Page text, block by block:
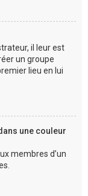
il leur est
un groupe
lieu en lui
une couleur
membres d’un